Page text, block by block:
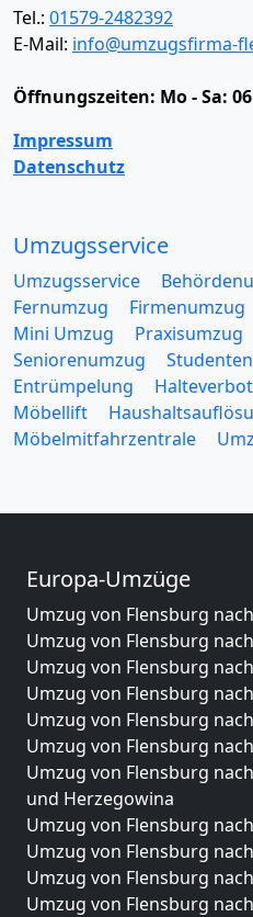
Tel.: 01579-2482392
E-Mail: info@umzugsfirma-
Öffnungszeiten: Mo - Sa:
Impressum
Datenschutz
Umzugsservice
Umzugsservice
Fernumzug
Firmenumzug
Mini Umzug
Praxisumzug
Seniorenumzug
Entrümpelung
Möbellift
Möbelmitfahrzentrale
Europa-Umzüge
Umzug von Flensburg
Umzug von Flensburg
Umzug von Flensburg
Umzug von Flensburg
Umzug von Flensburg
Umzug von Flensburg
Umzug von Flensburg
und Herzegowina
Umzug von Flensburg
Umzug von Flensburg
Umzug von Flensburg
Umzug von Flensburg